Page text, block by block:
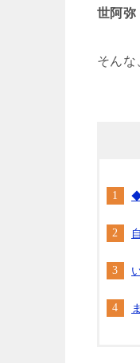
世阿弥
そんな
◆